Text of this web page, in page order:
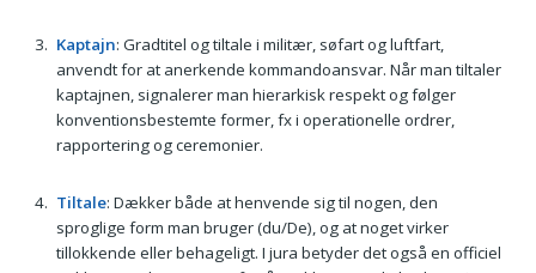
Kaptajn: Gradtitel og tiltale i militær, søfart og luftfart,
anvendt for at anerkende kommandoansvar. Når man tiltaler
kaptajnen, signalerer man hierarkisk respekt og følger
konventionsbestemte former, fx i operationelle ordrer,
rapportering og ceremonier.
Tiltale: Dækker både at henvende sig til nogen, den
sproglige form man bruger (du/De), og at noget virker
tillokkende eller behageligt. I jura betyder det også en officiel